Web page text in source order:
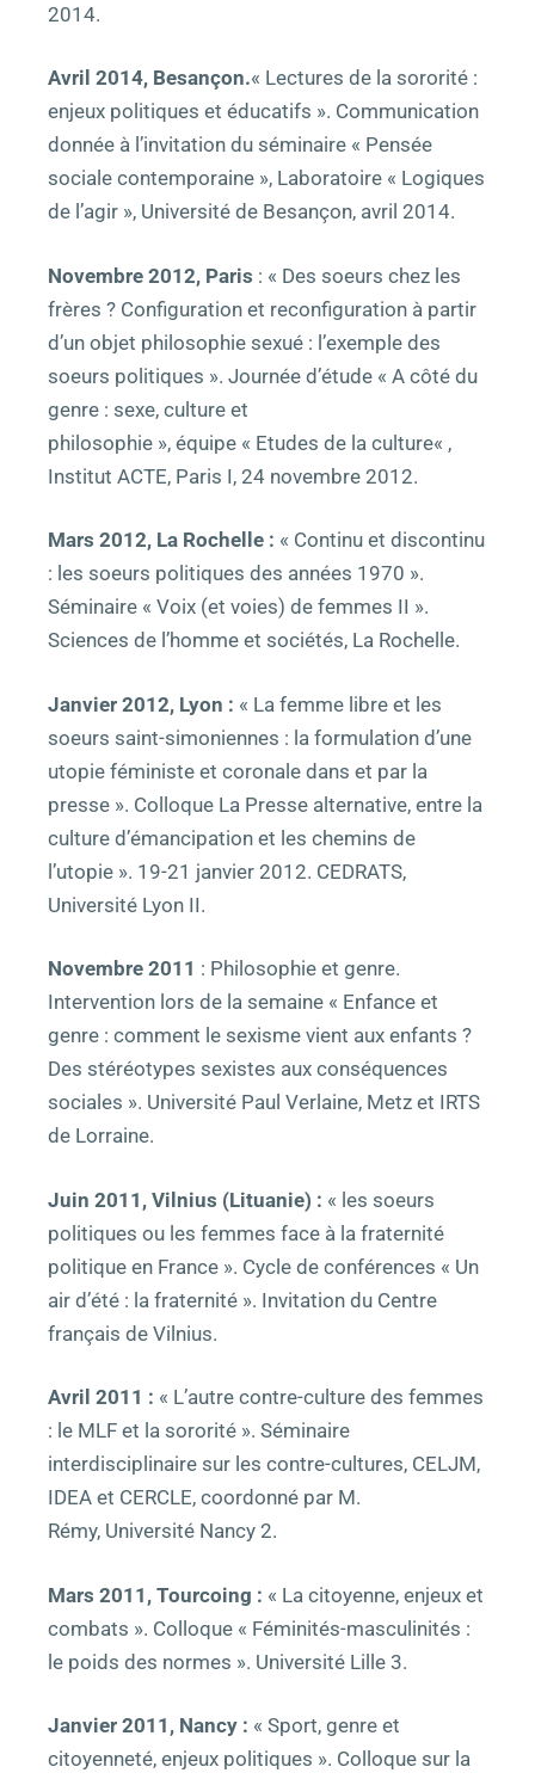
2014.
Avril 2014, Besançon.« Lectures de la sororité :
enjeux politiques et éducatifs ». Communication
donnée à l’invitation du séminaire « Pensée
sociale contemporaine », Laboratoire « Logiques
de l’agir », Université de Besançon, avril 2014.
Novembre 2012, Paris : « Des soeurs chez les
frères ? Configuration et reconfiguration à partir
d’un objet philosophie sexué : l’exemple des
soeurs politiques ». Journée d’étude « A côté du
genre : sexe, culture et
philosophie », équipe « Etudes de la culture« ,
Institut ACTE, Paris I, 24 novembre 2012.
Mars 2012, La Rochelle : « Continu et discontinu
: les soeurs politiques des années 1970 ».
Séminaire « Voix (et voies) de femmes II ».
Sciences de l’homme et sociétés, La Rochelle.
Janvier 2012, Lyon : « La femme libre et les
soeurs saint-simoniennes : la formulation d’une
utopie féministe et coronale dans et par la
presse ». Colloque La Presse alternative, entre la
culture d’émancipation et les chemins de
l’utopie ». 19-21 janvier 2012. CEDRATS,
Université Lyon II.
Novembre 2011 : Philosophie et genre.
Intervention lors de la semaine « Enfance et
genre : comment le sexisme vient aux enfants ?
Des stéréotypes sexistes aux conséquences
sociales ». Université Paul Verlaine, Metz et IRTS
de Lorraine.
Juin 2011, Vilnius (Lituanie) : « les soeurs
politiques ou les femmes face à la fraternité
politique en France ». Cycle de conférences « Un
air d’été : la fraternité ». Invitation du Centre
français de Vilnius.
Avril 2011 : « L’autre contre-culture des femmes
: le MLF et la sororité ». Séminaire
interdisciplinaire sur les contre-cultures, CELJM,
IDEA et CERCLE, coordonné par M.
Rémy, Université Nancy 2.
Mars 2011, Tourcoing : « La citoyenne, enjeux et
combats ». Colloque « Féminités-masculinités :
le poids des normes ». Université Lille 3.
Janvier 2011, Nancy : « Sport, genre et
citoyenneté, enjeux politiques ». Colloque sur la